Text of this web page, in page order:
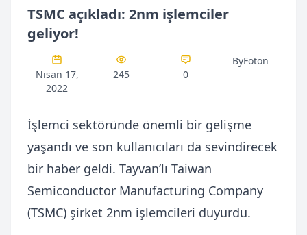
TSMC açıkladı: 2nm işlemciler
geliyor!
Nisan 17,
2022
245 0
ByFoton
İşlemci sektöründe önemli bir gelişme
yaşandı ve son kullanıcıları da sevindirecek
bir haber geldi. Tayvan’lı Taiwan
Semiconductor Manufacturing Company
(TSMC) şirket 2nm işlemcileri duyurdu.